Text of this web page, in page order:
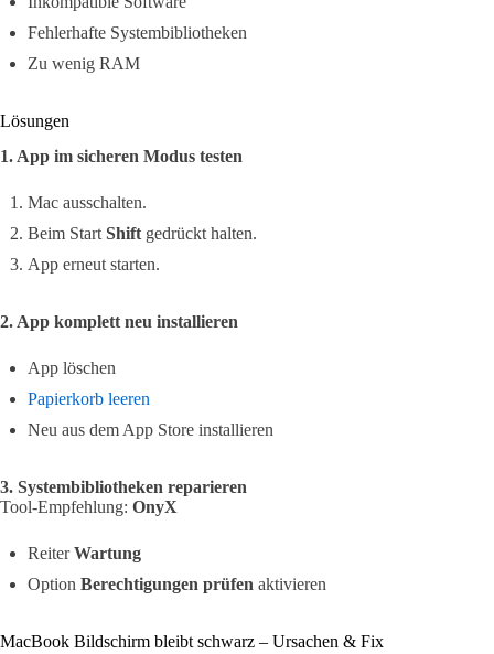
Fehlerhafte Systembibliotheken
Zu wenig RAM
Lösungen
1. App im sicheren Modus testen
Mac ausschalten.
Beim StartShiftgedrückt halten.
App erneut starten.
2. App komplett neu installieren
App löschen
Papierkorb leeren
Neu aus dem App Store installieren
3. Systembibliotheken reparieren
Tool-Empfehlung: OnyX
ReiterWartung
Option Berechtigungen prüfen aktivieren
MacBook Bildschirm bleibt schwarz – Ursachen & Fix